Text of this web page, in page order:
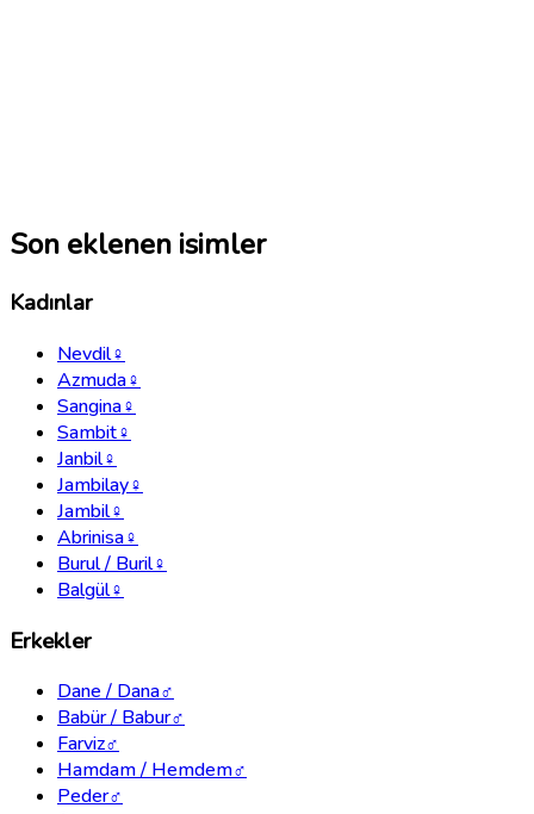
Son eklenen isimler
Kadınlar
Nevdil♀
Azmuda♀
Sangina♀
Sambit♀
Janbil♀
Jambilay♀
Jambil♀
Abrinisa♀
Burul / Buril♀
Balgül♀
Erkekler
Dane / Dana♂
Babür / Babur♂
Farviz♂
Hamdam / Hemdem♂
Peder♂